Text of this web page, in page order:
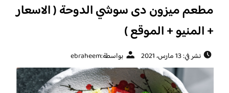
مطعم ميزون دى سوشي الدوحة ( الاسعار
+ المنيو + الموقع )
نشر في: 13 مارس، 2021 بواسطة:ebraheem